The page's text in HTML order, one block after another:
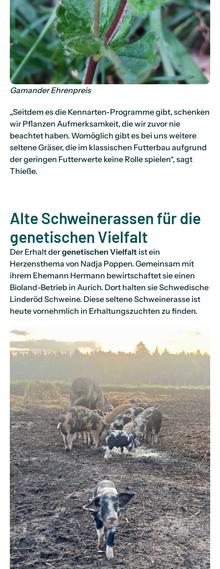
Gamander Ehrenpreis
„Seitdem es die Kennarten-Programme gibt, schenken
wir Pflanzen Aufmerksamkeit, die wir zuvor nie
beachtet haben. Womöglich gibt es bei uns weitere
seltene Gräser, die im klassischen Futterbau aufgrund
der geringen Futterwerte keine Rolle spielen“, sagt
Thieße.
Alte Schweinerassen für die
genetischen Vielfalt
Der Erhalt dergenetischen Vielfalt ist ein
Herzensthema von Nadja Poppen. Gemeinsam mit
ihrem Ehemann Hermann bewirtschaftet sie einen
Bioland-Betrieb in Aurich. Dort halten sie Schwedische
Linderöd Schweine. Diese seltene Schweinerasse ist
heute vornehmlich in Erhaltungszuchten zu finden.